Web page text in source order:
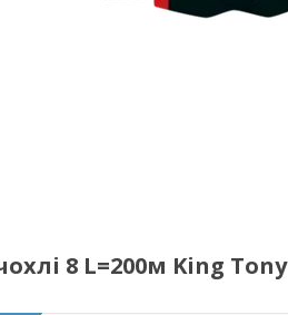
8 L=200м King Tony